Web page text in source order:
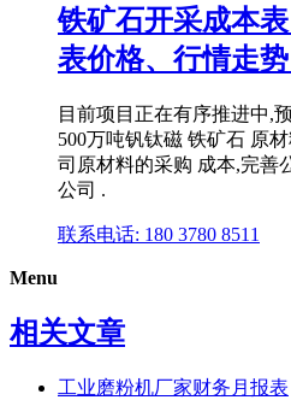
铁矿石开采成本
表价格、行情走势
目前项目正在有序推进中,
500万吨钒钛磁 铁矿石 原
司原材料的采购 成本,完善
公司 .
联系电话: 180 3780 8511
Menu
相关文章
工业磨粉机厂家财务月报表